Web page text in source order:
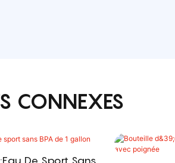
CONNEXES
De Sport Sans